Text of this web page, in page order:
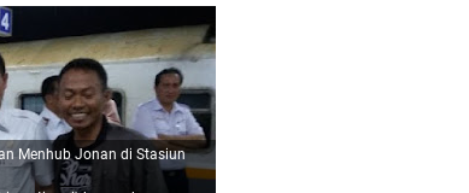
Menhub Jonan di Stasiun